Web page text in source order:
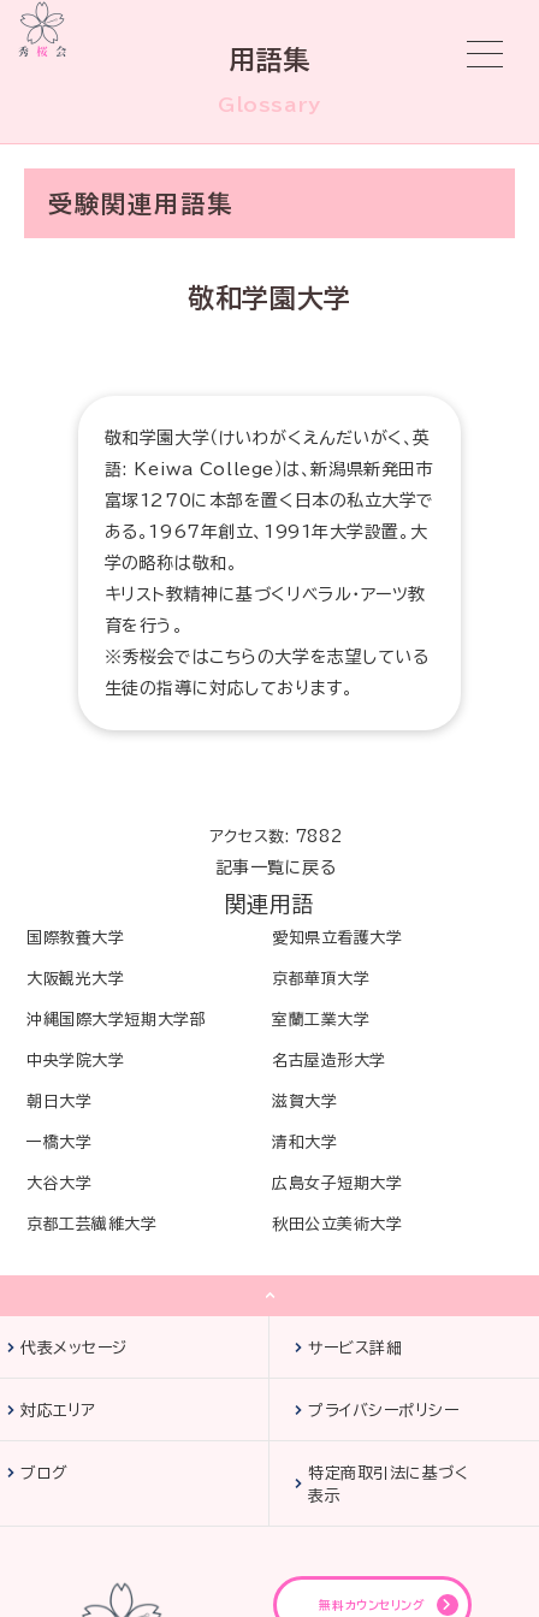
用語集
Glossary
受験関連用語集
敬和学園大学
敬和学園大学（けいわがくえんだいがく、英
語: Keiwa College）は、新潟県新発田市
富塚1270に本部を置く日本の私立大学で
ある。1967年創立、1991年大学設置。大
学の略称は敬和。
キリスト教精神に基づくリベラル・アーツ教
育を行う。
※秀桜会ではこちらの大学を志望している
生徒の指導に対応しております。
アクセス数: 7882
記事一覧に戻る
関連用語
国際教養大学 愛知県立看護大学
大阪観光大学 京都華頂大学
沖縄国際大学短期大学部 室蘭工業大学
中央学院大学 名古屋造形大学
朝日大学 滋賀大学
一橋大学 清和大学
大谷大学 広島女子短期大学
京都工芸繊維大学 秋田公立美術大学
代表メッセージ サービス詳細
対応エリア プライバシーポリシー
ブログ
特定商取引法に基づく
表示
無料カウンセリング